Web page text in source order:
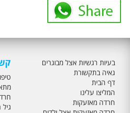
בעיות רגשיות אצל מבוגרים
גאיה בתקשורת
דף הבית
המליצו עלינו
חרדה מאזעקות